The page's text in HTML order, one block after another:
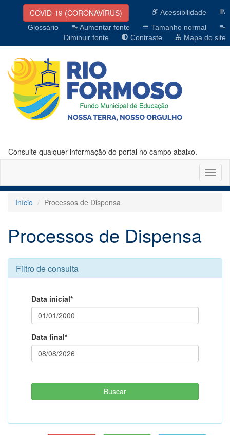
COVID-19 (CORONAVÍRUS)
Acessibilidade
Glossário
Aumentar fonte
Tamanho normal
Diminuir fonte
Contraste Mapa do site
Consulte qualquer informação do portal no campo abaixo.
Início
Processos de Dispensa
Processos de Dispensa
Filtro de consulta
Data inicial*
Data final*